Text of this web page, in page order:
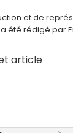
et de
été rédigé par
article